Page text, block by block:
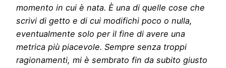
momento in cui è nata. È una di quelle cose che
scrivi di getto e di cui modifichi poco o nulla,
eventualmente solo per il fine di avere una
metrica più piacevole. Sempre senza troppi
ragionamenti, mi è sembrato fin da subito giusto